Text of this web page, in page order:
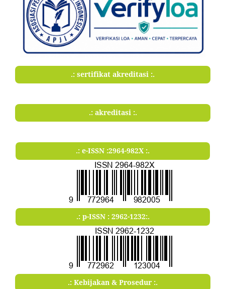
.: sertifikat akreditasi :.
.: akreditasi :.
.: e-ISSN :2964-982X :.
.: p-ISSN : 2962-1232:.
.: Kebijakan & Prosedur :.